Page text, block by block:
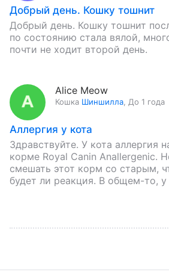
Добрый день. Кошку тошнит
Добрый день. Кошку тошнит
по состоянию стала вялой,
почти не ходит второй день.
Alice Meow
Кошка Шиншилла До 1 года
Аллергия у кота
Здравствуйте. У кота аллергия
корме Royal Canin Anallergenic.
смешать этот корм со старым,
будет ли реакция. В общем-то,